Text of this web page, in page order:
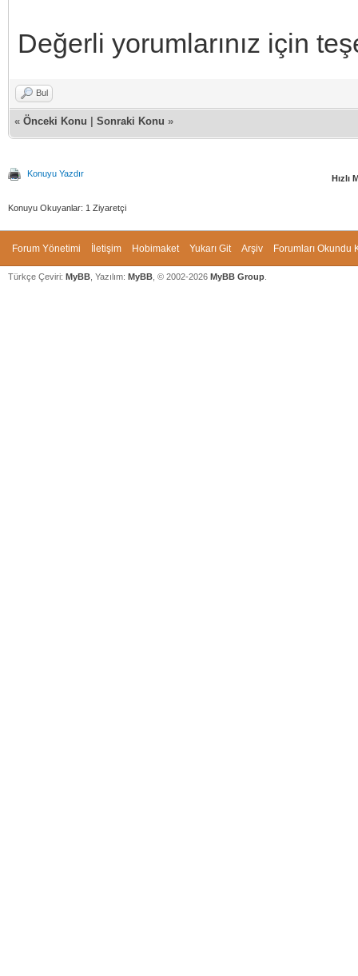
Değerli yorumlarınız için
Bul
« Önceki Konu Sonraki Konu »
Konuyu Yazdır Hızlı
Konuyu Okuyanlar: 1 Ziyaretçi
Forum Yönetimi İletişim Hobimaket Yukarı Git Arşiv Forumları Okundu
Türkçe Çeviri: MyBB , Yazılım: MyBB , © 2002-2026 MyBB Group